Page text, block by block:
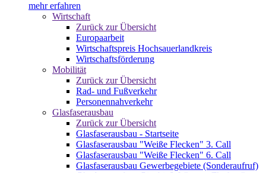
mehr erfahren
Wirtschaft
Zurück zur Übersicht
Europaarbeit
Wirtschaftspreis Hochsauerlandkreis
Wirtschaftsförderung
Mobilität
Zurück zur Übersicht
Rad- und Fußverkehr
Personennahverkehr
Glasfaserausbau
Zurück zur Übersicht
Glasfaserausbau - Startseite
Glasfaserausbau "Weiße Flecken" 3. Call
Glasfaserausbau "Weiße Flecken" 6. Call
Glasfaserausbau Gewerbegebiete (Sonderaufruf)